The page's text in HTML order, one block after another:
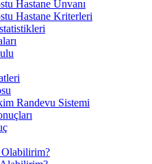
Hastane Ünvanı
Hastane Kriterleri
Randevu Sistemi
Olabilirim?